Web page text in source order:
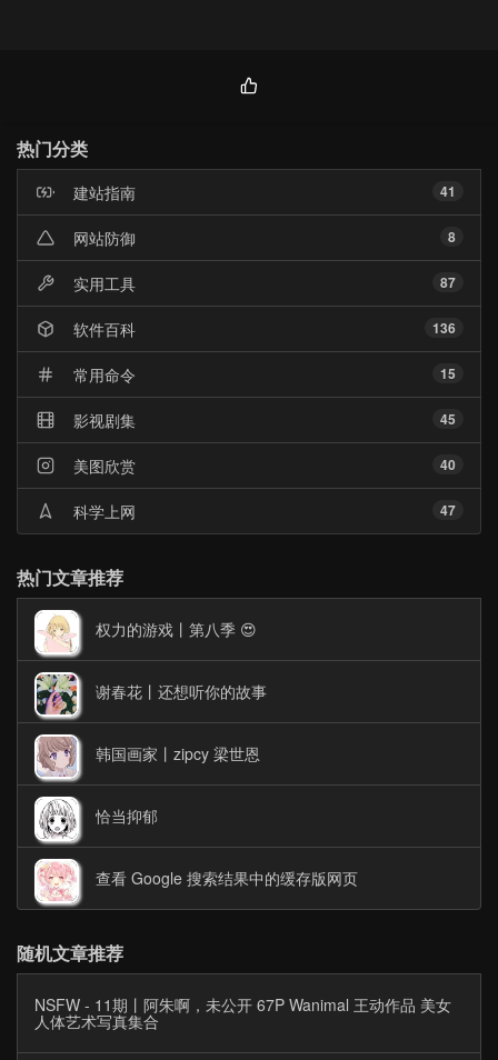
热门分类
41
建站指南
8
网站防御
87
实用工具
136
软件百科
15
常用命令
45
影视剧集
40
美图欣赏
47
科学上网
热门文章推荐
权力的游戏丨第八季 😍
谢春花丨还想听你的故事
韩国画家丨zipcy 梁世恩
恰当抑郁
查看 Google 搜索结果中的缓存版网页
随机文章推荐
NSFW - 11期丨阿朱啊，未公开 67P Wanimal 王动作品 美女
人体艺术写真集合